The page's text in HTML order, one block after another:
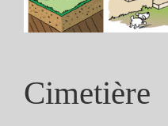
Cimetière